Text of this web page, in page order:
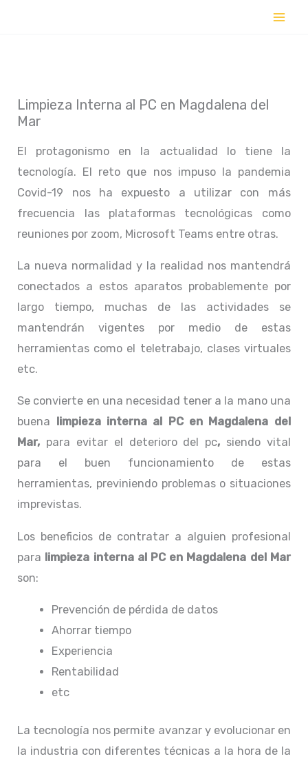
Limpieza Interna al PC en Magdalena del
Mar
El protagonismo en la actualidad lo tiene la
tecnología. El reto que nos impuso la pandemia
Covid-19 nos ha expuesto a utilizar con más
frecuencia las plataformas tecnológicas como
reuniones por zoom, Microsoft Teams entre otras.
La nueva normalidad y la realidad nos mantendrá
conectados a estos aparatos probablemente por
largo tiempo, muchas de las actividades se
mantendrán vigentes por medio de estas
herramientas como el teletrabajo, clases virtuales
etc.
Se convierte en una necesidad tener a la mano una
buena
limpieza interna al PCen Magdalena del
Mar, para evitar el deterioro del pc, siendo vital
para el buen funcionamiento de estas
herramientas, previniendo problemas o situaciones
imprevistas.
Los beneficios de contratar a alguien profesional
para limpieza interna al PC en Magdalena del Mar
son:
Prevención de pérdida de datos
Ahorrar tiempo
Experiencia
Rentabilidad
etc
La tecnología nos permite avanzar y evolucionar en
la industria con diferentes técnicas a la hora de la